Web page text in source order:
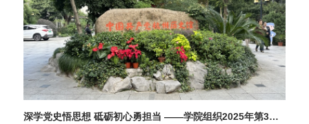
协议的法律关系及违约金相关规定，做好自我权益保护。在讲座问答环
节，同学们结合精彩的宣讲内容和自己在求职准备中遇到的疑惑积极提
问，杨倩老师逐一作出细致解答。现场同学纷纷表示，讲座内容干货满
满，既解答了求职中的困惑，又提供了可操作的工具与方法，为未来职
业发展指明了方向。此次生涯委员院级培训专题宣讲会的成功举办，有
力提升学院生涯委员队伍素养，进一步巩固与激活“学院-职发中心-生涯
委员-班级同学”四级生涯教育工作网络，为应届毕业生提供就业帮助。文
字｜团委办公室张旭 动物科学学院团委2025年11月20日
理咨询，给参会人员留下了深刻印象。参观中，孙大雁老师详细介绍了
中心现有校内外各类设施、课程和服务的预约渠道和资源类型，为有需
要的师生提供支持。 参观结束后，心理健康教育与咨询中心的孙大雁老
师为与会人员带来了题为“研究生心理健康与导学关系”的专题报告。围绕
研究生常见心理问题、心理障碍与危机的识别等内容展开，并结合OH卡
牌等工具，生动讲解了如何与学生进行深度交流。报告为导师们如何构
建和谐导学关系提供了专业的指导与实用的建议。 在工作交流环节，与
会老师们展开了热烈讨论。大家就研究生思想动态的研判、困难学生的
深学党史悟思想 砥砺初心勇担当 ——学院组织2025年第3期学生党员重点发展对象培训班学员赴中国共产党杭州历史馆开展现场教学